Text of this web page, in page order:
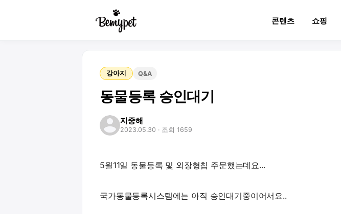
콘텐츠 쇼핑
강아지 Q&A
동물등록 승인대기
지중해
2023.05.30 · 조회 1659
5월11일 동물등록 및 외장형칩 주문했는데요...
국가동물등록시스템에는 아직 승인대기중이어서요..